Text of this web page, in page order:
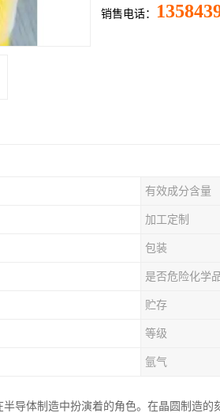
销售电话：
有效成分含量
加工定制
包装
是否危险化学
贮存
等级
氩气
导体制造中扮演着的角色。在晶圆制造